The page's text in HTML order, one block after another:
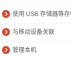
使用 USB 存储器等
与移动设备关联
管理本机